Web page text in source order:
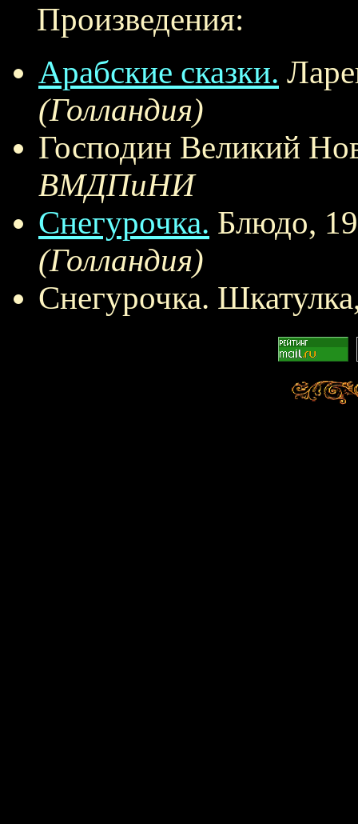
Произведения:
Арабские сказки.
(Голландия)
Господин Великий
ВМДПиНИ
Снегурочка. Блюдо,
(Голландия)
Снегурочка.